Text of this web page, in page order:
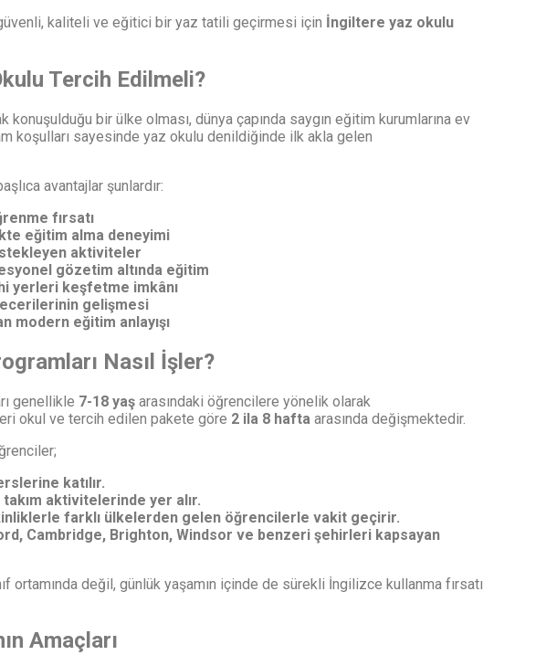
kaliteli ve eğitici bir yaz tatili geçirmesi için İngiltere yaz okulu
Tercih Edilmeli?
bir ülke olması, dünya çapında saygın eğitim kurumlarına ev
koşulları sayesinde yaz okulu denildiğinde ilk akla gelen
avantajlar şunlardır:
fırsatı
eğitim alma deneyimi
aktiviteler
gözetim altında eğitim
yerleri keşfetme imkânı
gelişmesi
modern eğitim anlayışı
Nasıl İşler?
genellikle 7-18 yaşarasındaki öğrencilere yönelik olarak
okul ve tercih edilen pakete göre 2 ila 8 hafta arasında değişmektedir.
katılır.
aktivitelerinde yer alır.
farklı ülkelerden gelen öğrencilerle vakit geçirir.
Cambridge, Brighton, Windsor ve benzeri şehirleri kapsayan
ortamında değil, günlük yaşamın içinde de sürekli İngilizce kullanma fırsatı
Amaçları